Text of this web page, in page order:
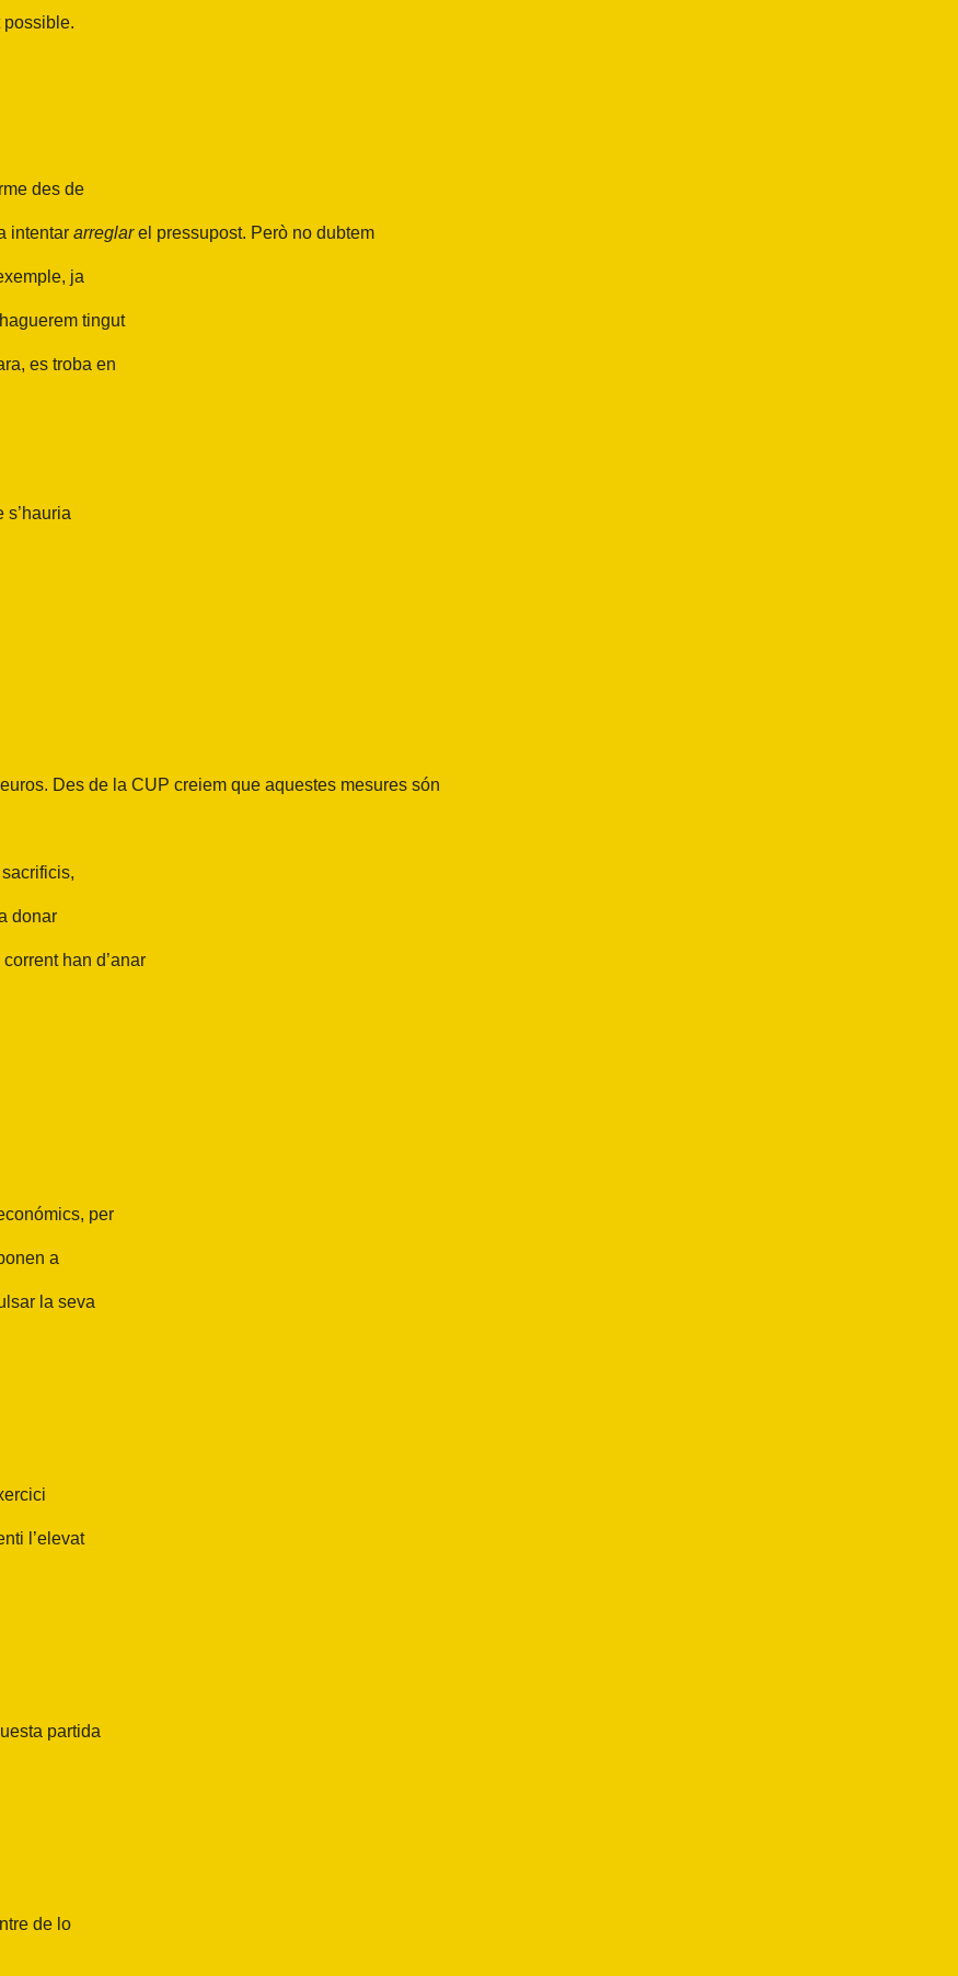
possible.
des de
intentar arreglarel pressupost. Però no dubtem
ja
tingut
es troba en
Des de la CUP creiem que aquestes mesures són
donar
han d’anar
per
a
la seva
l’elevat
partida
de lo